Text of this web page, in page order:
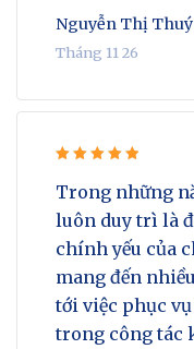
Nguyễn Thị
Tháng 11 26
Trong những
luôn duy trì là
chính yếu của
mang đến
tới việc phục
trong công tác
out of 5